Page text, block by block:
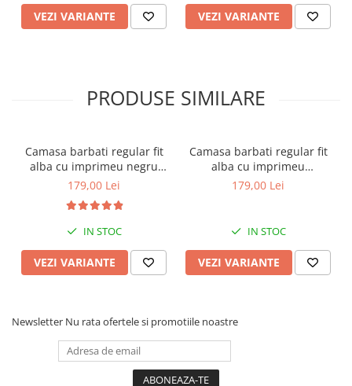
VEZI VARIANTE VEZI VARIANTE
PRODUSE SIMILARE
Camasa barbati regular fit
alba cu imprimeu negru
CONFORT
179,00 Lei
IN STOC
VEZI VARIANTE
Camasa barbati regular fit
alba cu imprimeu
bleumarin si insertie bleu
179,00 Lei
IN STOC
VEZI VARIANTE
Newsletter Nu rata ofertele si promotiile noastre